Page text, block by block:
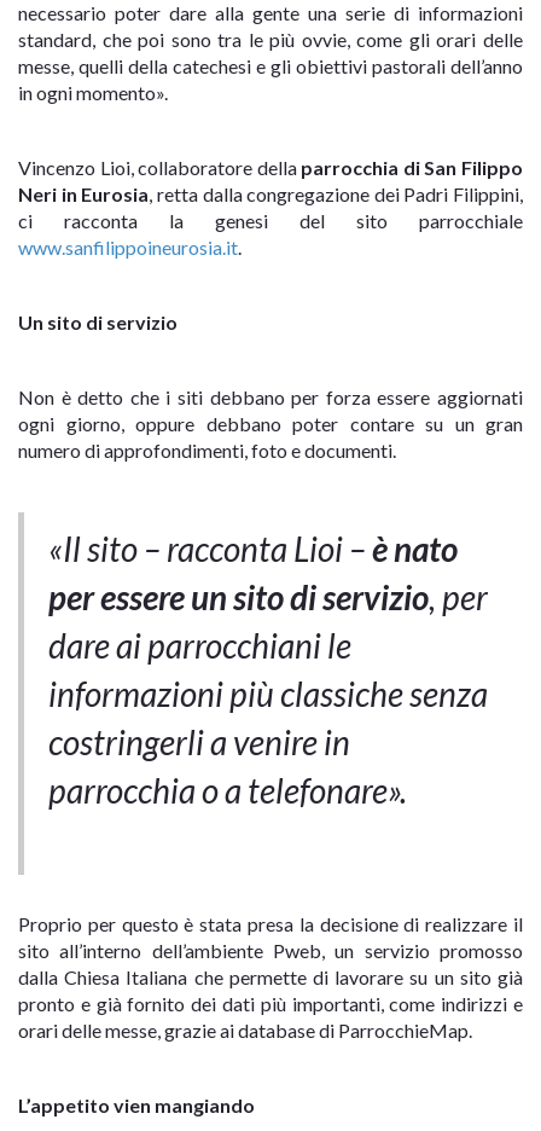
necessario poter dare alla gente una serie di informazioni
standard, che poi sono tra le più ovvie, come gli orari delle
messe, quelli della catechesi e gli obiettivi pastorali dell’anno
in ogni momento».
Vincenzo Lioi, collaboratore della parrocchia di San Filippo
Neri in Eurosia, retta dalla congregazione dei Padri Filippini,
ci racconta la genesi del sito parrocchiale
www.sanfilippoineurosia.it.
Un sito di servizio
Non è detto che i siti debbano per forza essere aggiornati
ogni giorno, oppure debbano poter contare su un gran
numero di approfondimenti, foto e documenti.
«Il sito – racconta Lioi –è nato
per essere un sito di servizio, per
dare ai parrocchiani le
informazioni più classiche senza
costringerli a venire in
parrocchia o a telefonare».
Proprio per questo è stata presa la decisione di realizzare il
sito all’interno dell’ambiente Pweb, un servizio promosso
dalla Chiesa Italiana che permette di lavorare su un sito già
pronto e già fornito dei dati più importanti, come indirizzi e
orari delle messe, grazie ai database di ParrocchieMap.
L’appetito vien mangiando